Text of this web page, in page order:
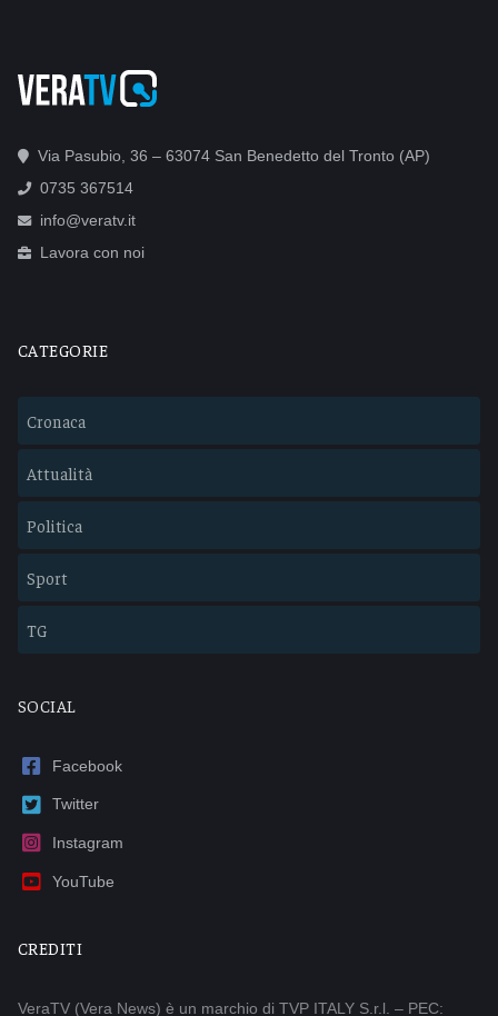
Via Pasubio, 36 – 63074 San Benedetto del Tronto (AP)
0735 367514
info@veratv.it
Lavora con noi
CATEGORIE
Cronaca
Attualità
Politica
Sport
TG
SOCIAL
Facebook
Twitter
Instagram
YouTube
CREDITI
VeraTV (Vera News) è un marchio di TVP ITALY S.r.l. – PEC: